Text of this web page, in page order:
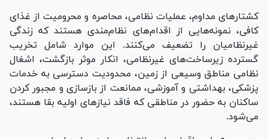
کشتار‌های مداوم، عملیات نظامی، محاصره و محرومیت از غذای
کافی، نمونه‌هایی از اقدام‌های نظام‌مندی هستند که زندگی
غیرنظامیان را تضعیف می‌کنند. این موارد شامل تخریب
گسترده زیرساخت‌های غیرنظامی، انکار موثر بازگشت، اشغال
نظامی مناطق وسیعی از زمین، محدودیت دسترسی به خدمات
پزشکی، بهداشتی و آموزشی، ممانعت از بازسازی و مجبور کردن
ساکنان به حضور در مناطقی که فاقد نیاز‌های اولیه بقا هستند،
می‌شود.